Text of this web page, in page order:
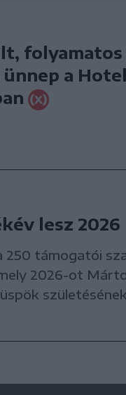
folyamatos
a
lesz 2026
250 támogatói
2026-ot